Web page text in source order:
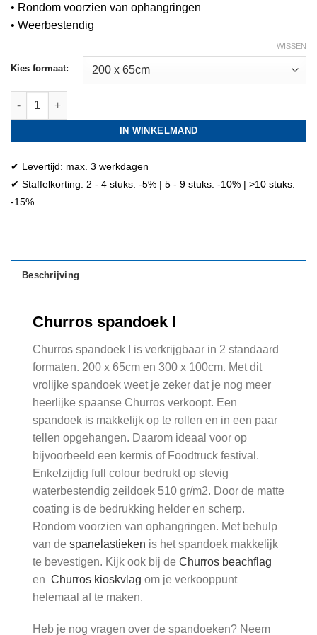
• Rondom voorzien van ophangringen
• Weerbestendig
Kies formaat:
WISSEN
Churros spandoek I aantal
IN WINKELMAND
✔ Levertijd: max. 3 werkdagen
✔ Staffelkorting: 2 - 4 stuks: -5% | 5 - 9 stuks: -10% | >10 stuks:
-15%
Beschrijving
Churros spandoek I
Churros spandoek I is verkrijgbaar in 2 standaard
formaten. 200 x 65cm en 300 x 100cm. Met dit
vrolijke spandoek weet je zeker dat je nog meer
heerlijke spaanse Churros verkoopt. Een
spandoek is makkelijk op te rollen en in een paar
tellen opgehangen. Daarom ideaal voor op
bijvoorbeeld een kermis of Foodtruck festival.
Enkelzijdig full colour bedrukt op stevig
waterbestendig zeildoek 510 gr/m2. Door de matte
coating is de bedrukking helder en scherp.
Rondom voorzien van ophangringen. Met behulp
van de spanelastieken is het spandoek makkelijk
te bevestigen. Kijk ook bij de Churros beachflag
en Churros kioskvlag om je verkooppunt
helemaal af te maken.
Heb je nog vragen over de spandoeken? Neem